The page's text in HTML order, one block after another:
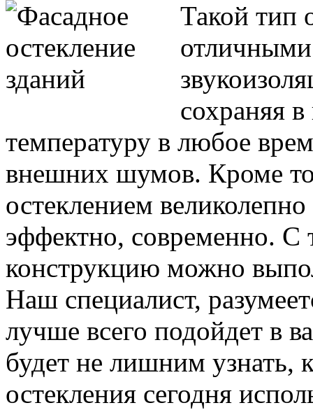
Такой тип
сохраняя
температуру в любое
внешних шумов. Кроме
остеклением
эффектно, современно. С
конструкцию можно
Наш специалист,
лучше всего подойдет в
будет не лишним узнать,
остекления сегодня